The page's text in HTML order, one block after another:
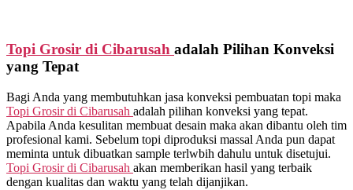
Topi Grosir di Cibarusah adalah Pilihan Konveksi
yang Tepat
Bagi Anda yang membutuhkan jasa konveksi pembuatan topi maka
Topi Grosir di Cibarusah adalah pilihan konveksi yang tepat.
Apabila Anda kesulitan membuat desain maka akan dibantu oleh tim
profesional kami. Sebelum topi diproduksi massal Anda pun dapat
meminta untuk dibuatkan sample terlwbih dahulu untuk disetujui.
Topi Grosir di Cibarusah akan memberikan hasil yang terbaik
dengan kualitas dan waktu yang telah dijanjikan.